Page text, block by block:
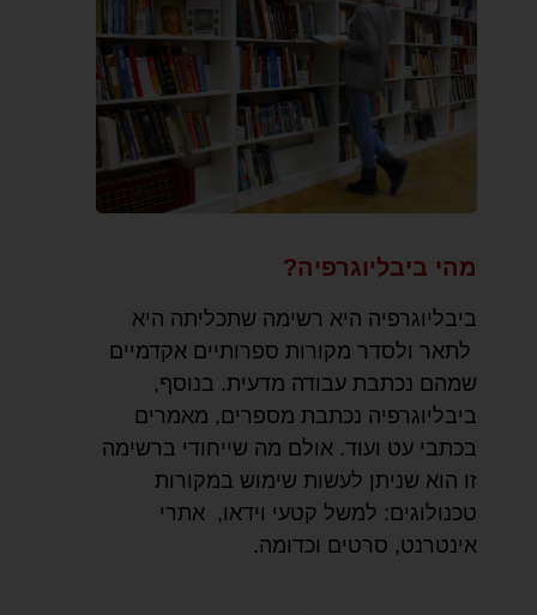
מהי ביבליוגרפיה?
ביבליוגרפיה היא רשימה שתכליתה היא
לתאר ולסדר מקורות ספרותיים אקדמיים
שמהם נכתבת עבודה מדעית. בנוסף,
ביבליוגרפיה נכתבת מספרים, מאמרים
בכתבי עט ועוד. אולם מה שייחודי ברשימה
זו הוא שניתן לעשות שימוש במקורות
טכנולוגים: למשל קטעי וידאו, אתרי
אינטרנט, סרטים וכדומה.